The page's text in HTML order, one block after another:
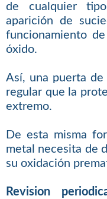
de cualquier
aparición de
funcionamiento
óxido.
Así, una puerta de
regular que la
extremo.
De esta misma
metal necesita de
su oxidación
Revision